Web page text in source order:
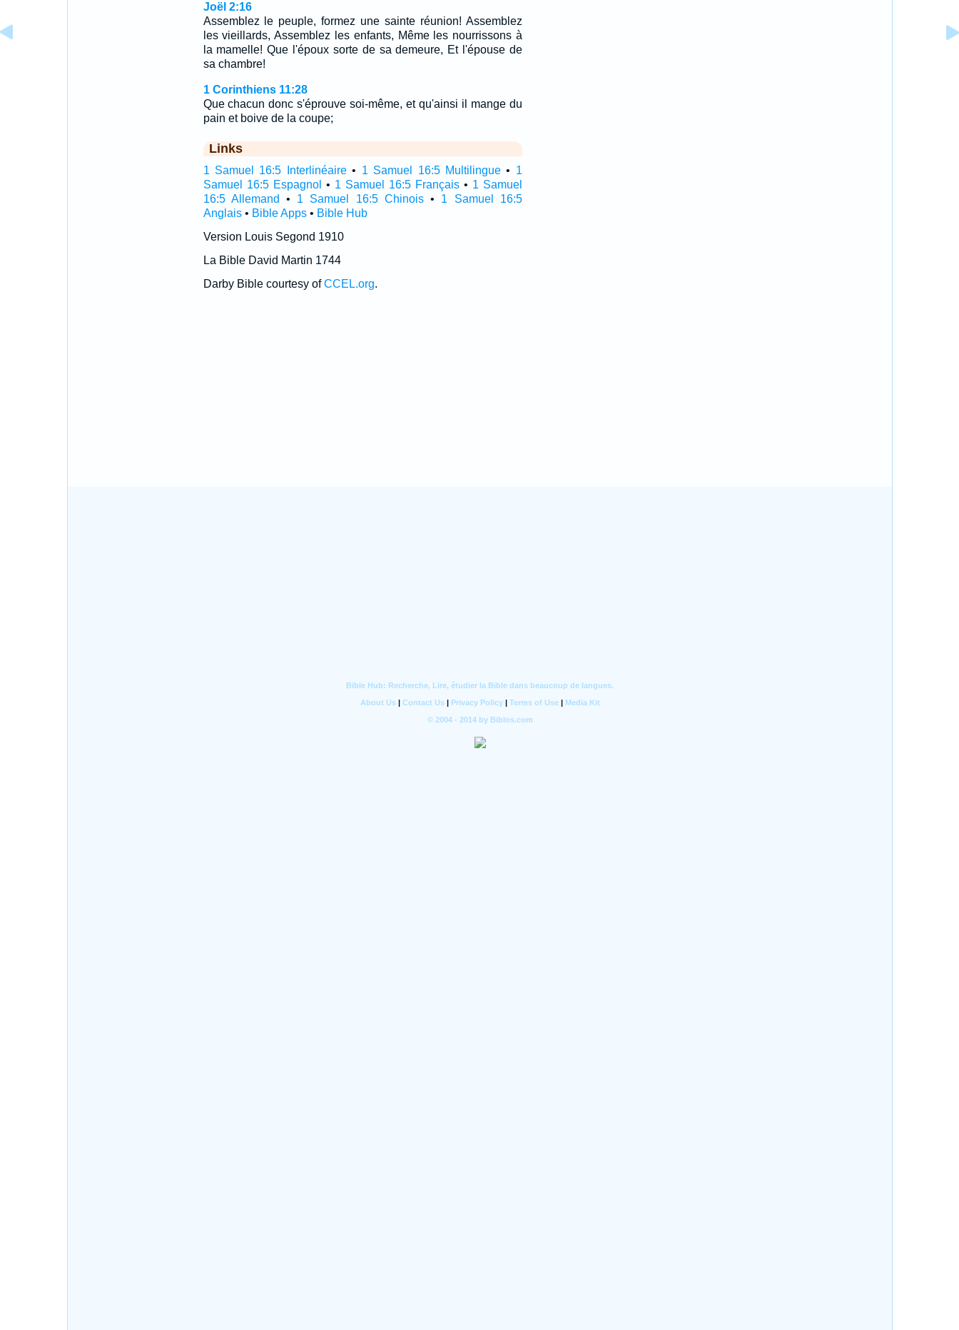
Joël 2:16
Assemblez le peuple, formez une sainte réunion! Assemblez
les vieillards, Assemblez les enfants, Même les nourrissons à
la mamelle! Que l'époux sorte de sa demeure, Et l'épouse de
sa chambre!
1 Corinthiens 11:28
Que chacun donc s'éprouve soi-même, et qu'ainsi il mange du
pain et boive de la coupe;
Links
1 Samuel 16:5 Interlinéaire• 1 Samuel 16:5 Multilingue • 1
Samuel 16:5 Espagnol • 1 Samuel 16:5 Français• 1 Samuel
16:5 Allemand
• 1 Samuel 16:5 Chinois• 1 Samuel 16:5
Anglais• Bible Apps• Bible Hub
Version Louis Segond 1910
La Bible David Martin 1744
Darby Bible courtesy ofCCEL.org.